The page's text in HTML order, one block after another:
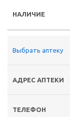
Выбрать аптеку